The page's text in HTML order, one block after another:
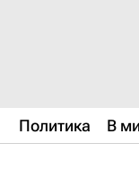
Политика В